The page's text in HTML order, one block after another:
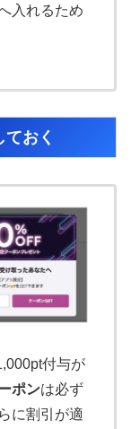
入れるため
おく
付与が
ポンは必ず
に割引が適